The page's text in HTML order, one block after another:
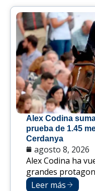
Alex Codina
prueba de 1.45
Cerdanya
agosto 8, 2026
Alex Codina ha
grandes
Leer más